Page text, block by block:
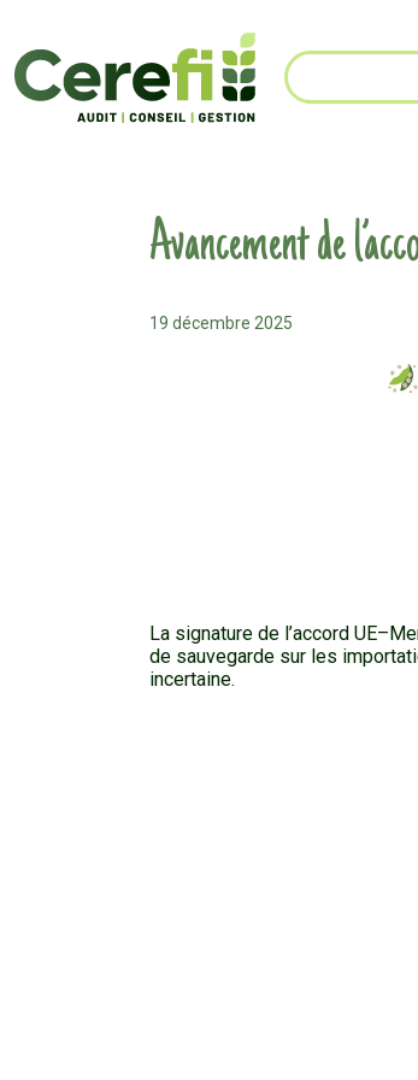
Avancement de
19 décembre 2025
La signature de l’accord
de sauvegarde sur les
incertaine.